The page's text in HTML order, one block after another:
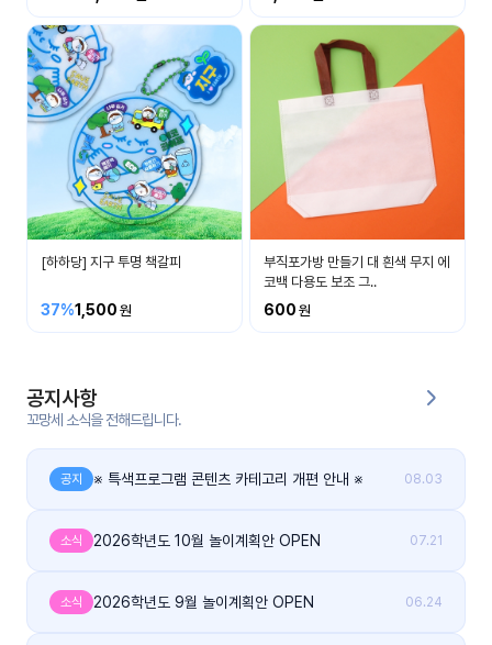
커
뮤
니
티
공지
사항
이벤
트
우리
들의
후기
게시
그
[하하당] 지구 투명 책갈피
37%1,500
부직포가방 만들기 대 흰색 무지 에
코백 다용도 보조 그..
600
공지사항
꼬망세 소식을 전해드립니다.
공지 ※ 특색프로그램 콘텐츠 카테고리 개편 안내 ※ 08.03
소식 2026학년도 10월 놀이계획안 OPEN 07.21
소식 2026학년도 9월 놀이계획안 OPEN 06.24